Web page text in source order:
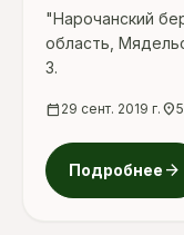
"Нарочанский
область,
3.
calendar_today 29 сент. 2019 г. location_on
Подробнее arrow_forward